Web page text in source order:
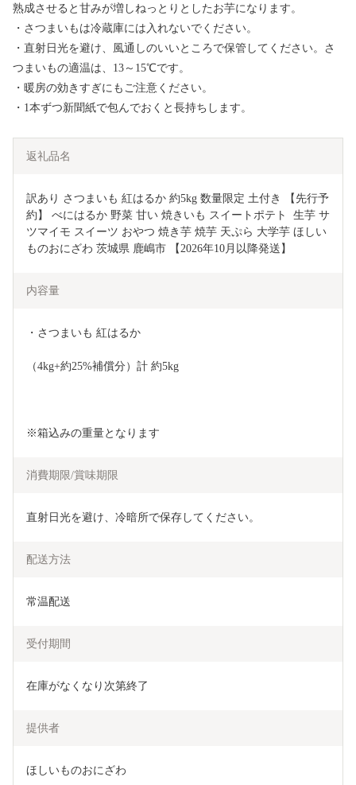
熟成させると甘みが増しねっとりとしたお芋になります。
・さつまいもは冷蔵庫には入れないでください。
・直射日光を避け、風通しのいいところで保管してください。さ
つまいもの適温は、13～15℃です。
・暖房の効きすぎにもご注意ください。
・1本ずつ新聞紙で包んでおくと長持ちします。
返礼品名
訳あり さつまいも 紅はるか 約5kg 数量限定 土付き 【先行予
約】 べにはるか 野菜 甘い 焼きいも スイートポテト  生芋 サ
ツマイモ スイーツ おやつ 焼き芋 焼芋 天ぷら 大学芋 ほしい
ものおにざわ 茨城県 鹿嶋市 【2026年10月以降発送】
内容量
・さつまいも 紅はるか
（4kg+約25%補償分）計 約5kg
※箱込みの重量となります
消費期限/賞味期限
直射日光を避け、冷暗所で保存してください。
配送方法
常温配送
受付期間
在庫がなくなり次第終了
提供者
ほしいものおにざわ